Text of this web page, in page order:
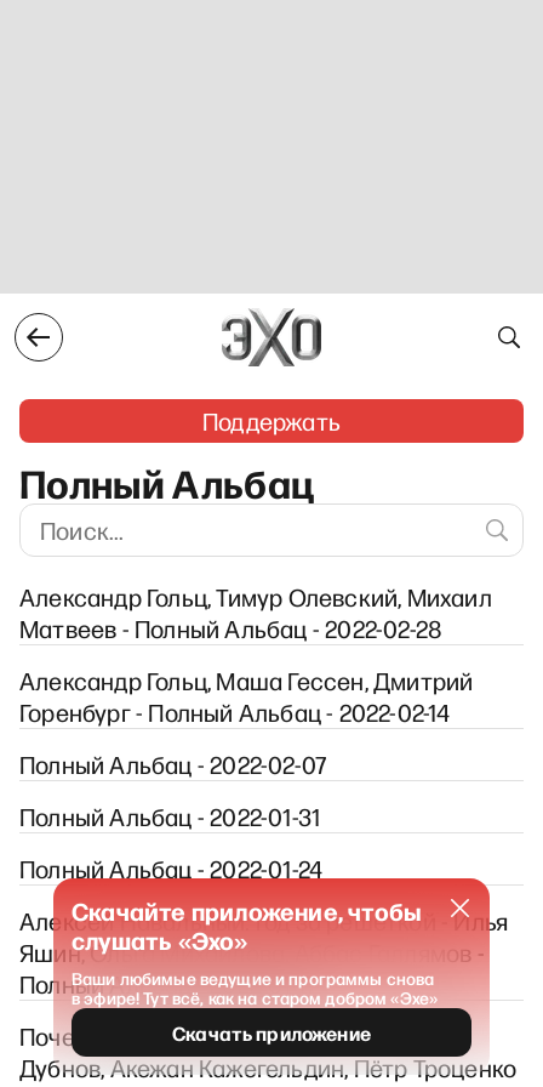
Поддержать
Полный Альбац
Александр Гольц, Тимур Олевский, Михаил
Матвеев - Полный Альбац - 2022-02-28
Александр Гольц, Маша Гессен, Дмитрий
Горенбург - Полный Альбац - 2022-02-14
Полный Альбац - 2022-02-07
Полный Альбац - 2022-01-31
Полный Альбац - 2022-01-24
Алексей Навальный: год за решёткой - Илья
Яшин, Ольга Михайлова, Аббас Галлямов -
Полный Альбац - 2022-01-17
Почему взорвался Казахстан? - Аркадий
Дубнов, Акежан Кажегельдин, Пётр Троценко
Скачайте приложение, чтобы
слушать «Эхо»
Ваши любимые ведущие и программы снова
в эфире! Тут всё, как на старом добром «Эхе»
Скачать приложение